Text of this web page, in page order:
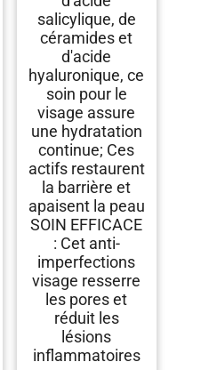
salicylique, de
céramides et
d'acide
hyaluronique, ce
soin pour le
visage assure
une hydratation
continue; Ces
actifs restaurent
la barrière et
apaisent la peau
SOIN EFFICACE
: Cet anti-
imperfections
visage resserre
les pores et
réduit les
lésions
inflammatoires